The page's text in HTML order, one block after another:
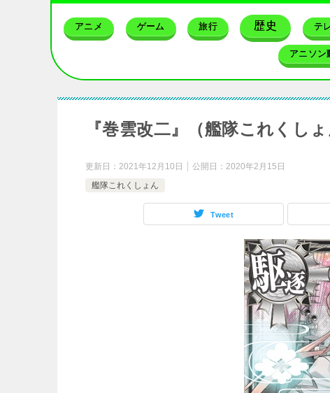
アニメ ゲーム 旅行 歴史 テ
アニソ
『巻雲改二』（艦隊これくし
更新日： 2021年12月10日 公開日： 2020年2月15日
艦隊これくしょん
Tweet